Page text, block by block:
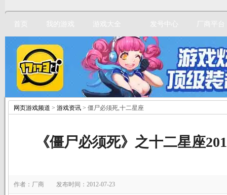
首页 我的游戏 游戏大全 发号中心 厂商平台
网页游戏频道 > 游戏资讯 > 僵尸必须死,十二星座
《僵尸必须死》之十二星座
作者：厂商 发布时间：2012-07-23
立即注册